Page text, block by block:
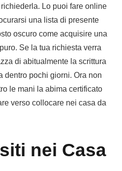
Lo puoi fare online
una lista di presente
oscuro come acquisire una
Se la tua richiesta verra
di abitualmente la scrittura
dentro pochi giorni. Ora non
le mani la abima certificato
verso collocare nei casa da
nei Casa